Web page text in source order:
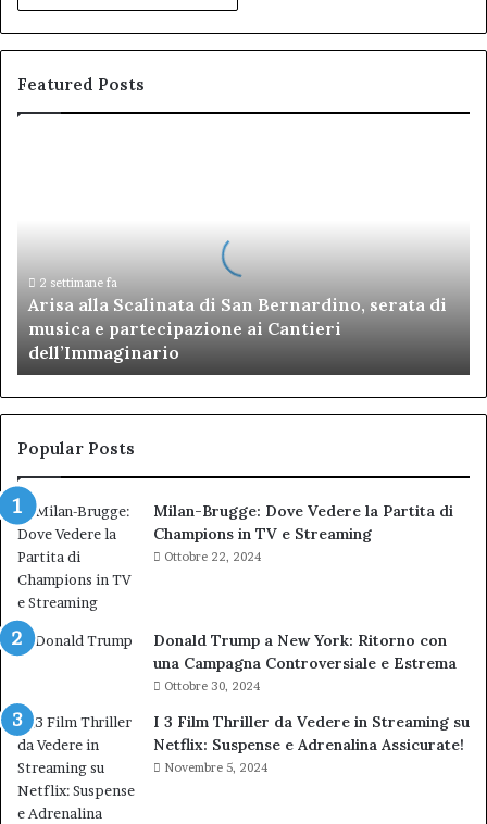
Featured Posts
serata
di
musica
partecipazione
ai
Cantieri
dell’Immaginario
2 settimane fa
Arisa alla Scalinata di San Bernardino, serata di
musica e partecipazione ai Cantieri
dell’Immaginario
Popular Posts
Milan-Brugge: Dove Vedere la Partita di
Champions in TV e Streaming
Ottobre 22, 2024
Donald Trump a New York: Ritorno con
una Campagna Controversiale e Estrema
Ottobre 30, 2024
I 3 Film Thriller da Vedere in Streaming su
Netflix: Suspense e Adrenalina Assicurate!
Novembre 5, 2024